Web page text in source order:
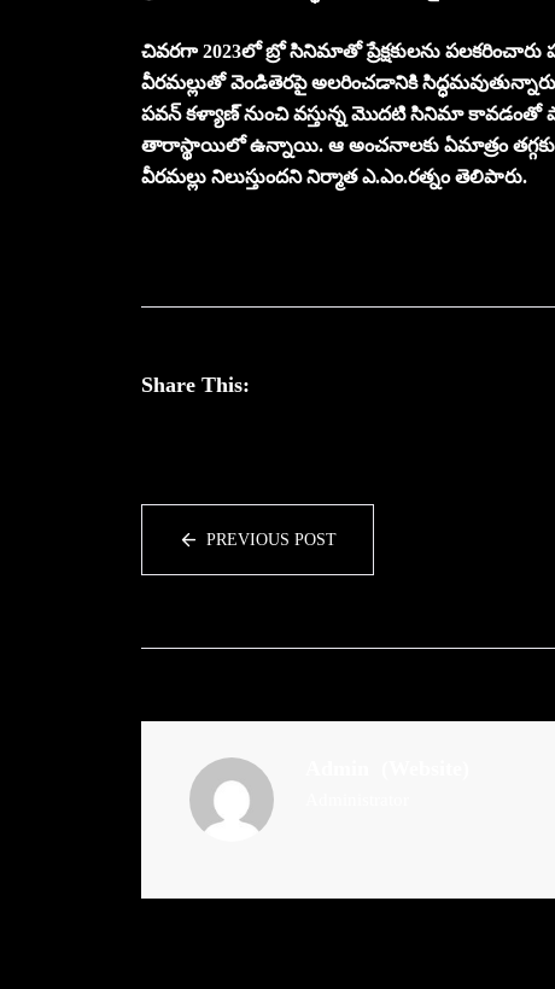
చివరగా 2023లో బ్రో సినిమాతో ప్రేక్షకులను
వీరమల్లుతో వెండితెరపై అలరించడానికి
పవన్ కళ్యాణ్ నుంచి వస్తున్న మొదటి సినిమా
తారాస్థాయిలో ఉన్నాయి. ఆ అంచనాలకు ఏమాత్రం
వీరమల్లు నిలుస్తుందని నిర్మాత ఎ.ఎం.రత్నం తెలిపారు.
Share This:
PREVIOUS POST